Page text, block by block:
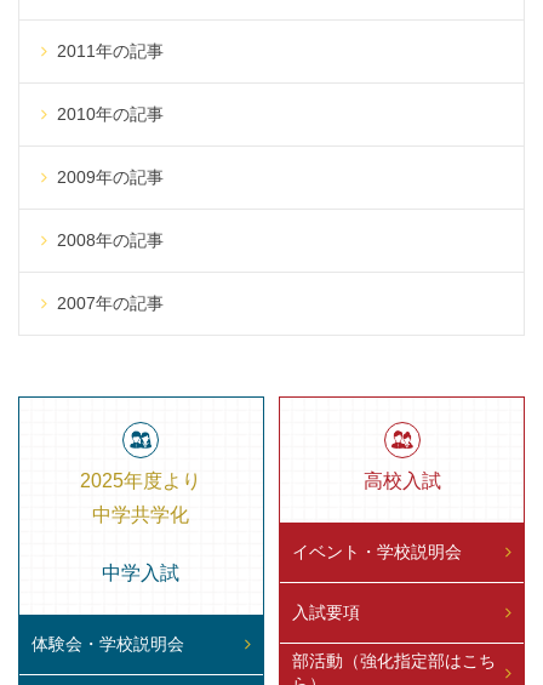
2011年の記事
2010年の記事
2009年の記事
2008年の記事
2007年の記事
2025年度より
中学共学化
中学入試
体験会・学校説明会
高校入試
イベント・学校説明会
入試要項
部活動（強化指定部はこち